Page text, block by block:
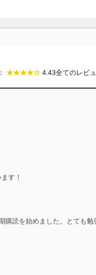
で利用目的の達成に必要な範
タへの不要なアクセスを防止
ータベース等を取り扱う情
活用により、これを最新状態
★★★★☆ 4.43全てのレビ
す！
読を始めました。とても勉